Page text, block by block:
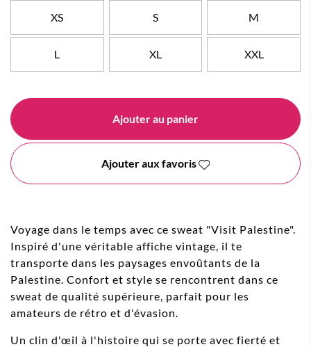
XS S M
L XL XXL
Ajouter au panier
Ajouter aux favoris
Voyage dans le temps avec ce sweat "Visit Palestine".
Inspiré d'une véritable affiche vintage, il te
transporte dans les paysages envoûtants de la
Palestine. Confort et style se rencontrent dans ce
sweat de qualité supérieure, parfait pour les
amateurs de rétro et d'évasion.
Un clin d'œil à l'histoire qui se porte avec fierté et